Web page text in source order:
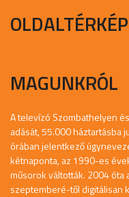
OLDALTÉRKÉP
MAGUNKRÓL
A televízó Szombathelyen
adását, 55.000 háztartásba
órában jelentkező
kétnaponta, az 1990-es
műsorok váltották. 2004
szeptemberé-től digitálisan